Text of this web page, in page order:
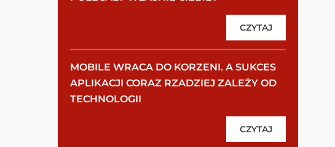
CZYTAJ
MOBILE WRACA DO KORZENI. A SUKCES
APLIKACJI CORAZ RZADZIEJ ZALEŻY OD
TECHNOLOGII
CZYTAJ